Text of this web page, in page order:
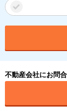
不動産会社にお問